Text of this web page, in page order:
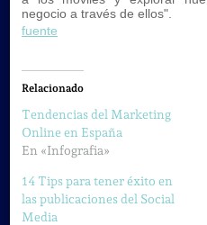
negocio a través de ellos".
fuente
Relacionado
Tendencias del Marketing
Online en España
En «Infografia»
14 Tips para tener éxito en
las publicaciones del Social
Media